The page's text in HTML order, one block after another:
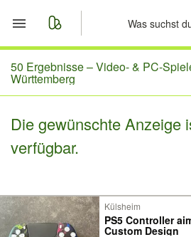
Start
Merkliste
Nachrichten
50 Ergebnisse –Video- & PC-
Württemberg
Die gewünschte Anzeige
verfügbar.
Külsheim
PS5 Controller
Custom Design